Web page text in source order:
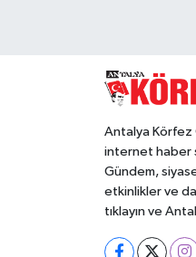
Antalya Körfez
internet haber
Gündem,
etkinlikler ve
tıklayın ve
Sivil Toplum
Bilim ve Teknoloji